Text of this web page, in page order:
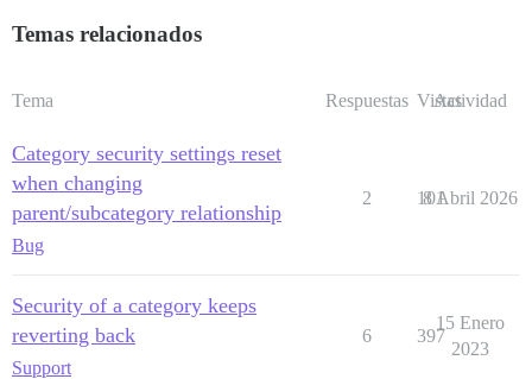
Temas relacionados
Tema Respuestas Vistas
Actividad
Category security settings reset
when changing
parent/subcategory relationship
Bug
2 101
8 Abril 2026
Security of a category keeps
reverting back
Support
6 397
15 Enero
2023